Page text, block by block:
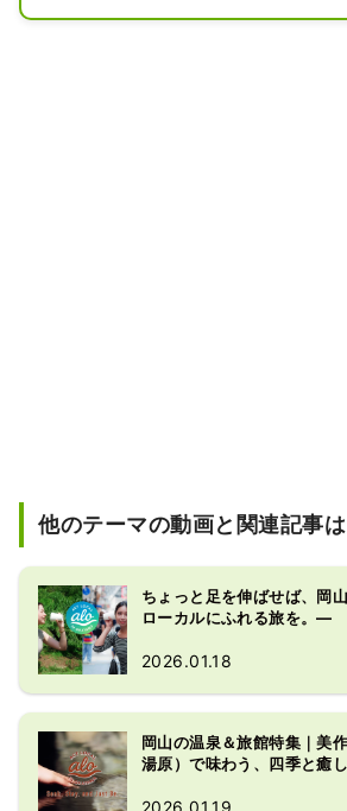
園」を楽しむことが
他のテーマの動画と関連記事
ちょっと足を伸ばせば、岡
ローカルにふれる旅を。―
2026.01.18
岡山の温泉＆旅館特集｜美
湯原）で味わう、四季と癒
2026.01.19